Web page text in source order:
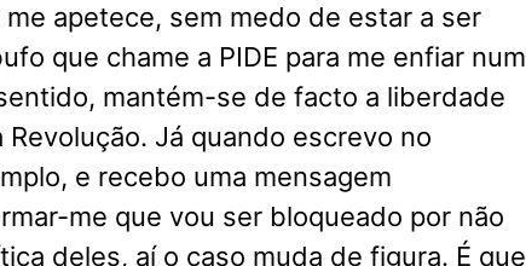
apetece, sem medo de estar a ser
que chame a PIDE para me enfiar num
mantém-se de facto a liberdade
Já quando escrevo no
e recebo uma mensagem
me que vou ser bloqueado por não
deles, aí o caso muda de figura. É que